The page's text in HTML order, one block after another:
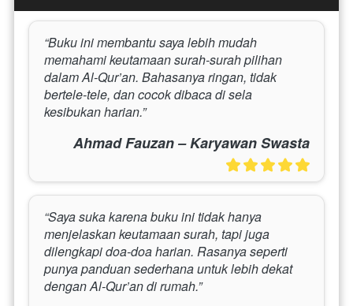
“Buku ini membantu saya lebih mudah
memahami keutamaan surah-surah pilihan
dalam Al-Qur’an. Bahasanya ringan, tidak
bertele-tele, dan cocok dibaca di sela
kesibukan harian.”
Ahmad Fauzan – Karyawan Swasta
“Saya suka karena buku ini tidak hanya
menjelaskan keutamaan surah, tapi juga
dilengkapi doa-doa harian. Rasanya seperti
punya panduan sederhana untuk lebih dekat
dengan Al-Qur’an di rumah.”